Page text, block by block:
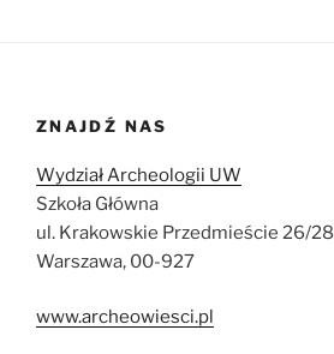
ZNAJDŹ NAS
Wydział Archeologii UW
Szkoła Główna
ul. Krakowskie Przedmieście 26/28
Warszawa, 00-927
www.archeowiesci.pl